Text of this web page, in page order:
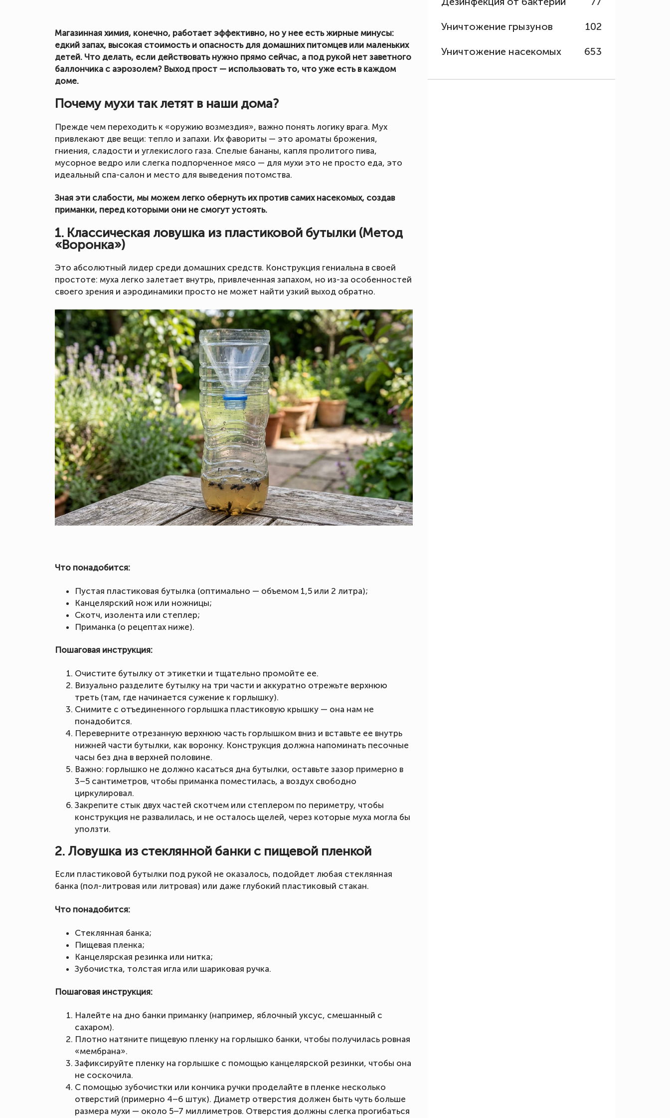
Магазинная химия, конечно, работает эффективно, но у нее есть жирные минусы:
едкий запах, высокая стоимость и опасность для домашних питомцев или маленьких
детей. Что делать, если действовать нужно прямо сейчас, а под рукой нет заветного
баллончика с аэрозолем? Выход прост — использовать то, что уже есть в каждом
доме.
Почему мухи так летят в наши дома?
Прежде чем переходить к «оружию возмездия», важно понять логику врага. Мух
привлекают две вещи: тепло и запахи. Их фавориты — это ароматы брожения,
гниения, сладости и углекислого газа. Спелые бананы, капля пролитого пива,
мусорное ведро или слегка подпорченное мясо — для мухи это не просто еда, это
идеальный спа-салон и место для выведения потомства.
Зная эти слабости, мы можем легко обернуть их против самих насекомых, создав
приманки, перед которыми они не смогут устоять.
1. Классическая ловушка из пластиковой бутылки (Метод
«Воронка»)
Это абсолютный лидер среди домашних средств. Конструкция гениальна в своей
простоте: муха легко залетает внутрь, привлеченная запахом, но из-за особенностей
своего зрения и аэродинамики просто не может найти узкий выход обратно.
Что понадобится:
Пустая пластиковая бутылка (оптимально — объемом 1,5 или 2 литра);
Канцелярский нож или ножницы;
Скотч, изолента или степлер;
Приманка (о рецептах ниже).
Пошаговая инструкция:
Очистите бутылку от этикетки и тщательно промойте ее.
Визуально разделите бутылку на три части и аккуратно отрежьте верхнюю
треть (там, где начинается сужение к горлышку).
Снимите с отъединенного горлышка пластиковую крышку — она нам не
понадобится.
Переверните отрезанную верхнюю часть горлышком вниз и вставьте ее внутрь
нижней части бутылки, как воронку. Конструкция должна напоминать песочные
часы без дна в верхней половине.
Важно: горлышко не должно касаться дна бутылки, оставьте зазор примерно в
3–5 сантиметров, чтобы приманка поместилась, а воздух свободно
циркулировал.
Закрепите стык двух частей скотчем или степлером по периметру, чтобы
конструкция не развалилась, и не осталось щелей, через которые муха могла бы
уползти.
2. Ловушка из стеклянной банки с пищевой пленкой
Если пластиковой бутылки под рукой не оказалось, подойдет любая стеклянная
банка (пол-литровая или литровая) или даже глубокий пластиковый стакан.
Что понадобится:
Стеклянная банка;
Пищевая пленка;
Канцелярская резинка или нитка;
Зубочистка, толстая игла или шариковая ручка.
Пошаговая инструкция:
Налейте на дно банки приманку (например, яблочный уксус, смешанный с
сахаром).
Плотно натяните пищевую пленку на горлышко банки, чтобы получилась ровная
«мембрана».
Зафиксируйте пленку на горлышке с помощью канцелярской резинки, чтобы она
не соскочила.
С помощью зубочистки или кончика ручки проделайте в пленке несколько
отверстий (примерно 4–6 штук). Диаметр отверстия должен быть чуть больше
размера мухи — около 5–7 миллиметров. Отверстия должны слегка прогибаться
Уничтожение грызунов 102
Уничтожение насекомых 653